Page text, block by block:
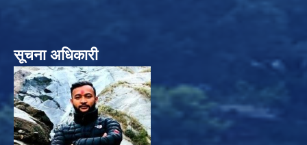
सूचना अधिकारी